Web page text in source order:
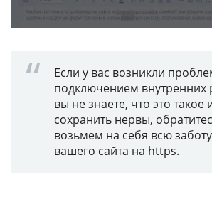
Если у вас возникли
подключением внутренних
вы не знаете, что это такое
сохранить нервы,
возьмем на себя всю
вашего сайта на https.